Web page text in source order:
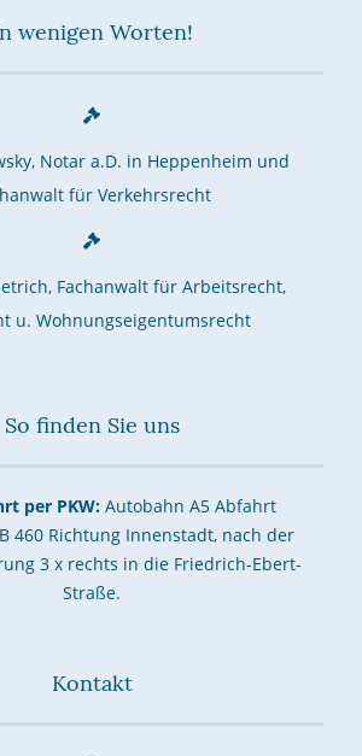
wenigen Worten!
Notar a.D. in Heppenheim und
für Verkehrsrecht
Fachanwalt für Arbeitsrecht,
u. Wohnungseigentumsrecht
So finden Sie uns
per PKW:Autobahn A5 Abfahrt
460 Richtung Innenstadt, nach der
3 x rechts in die Friedrich-Ebert-
Straße.
Kontakt